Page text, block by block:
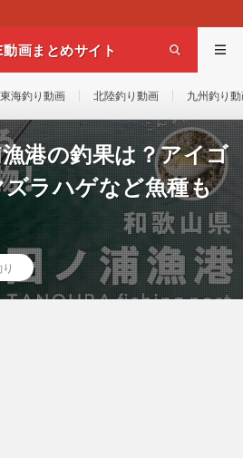
画まとめサイト
東海釣り動画 北陸釣り動画 九州釣り
港の釣果は？アイゴ
ラハゲなど魚種も